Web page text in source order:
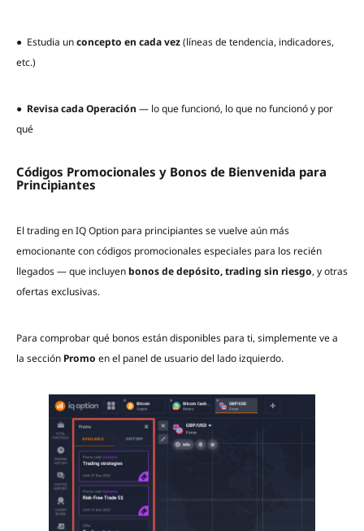
● Estudia unconcepto en cada vez(líneas de tendencia, indicadores,
etc.)
● Revisa cada Operación — lo que funcionó, lo que no funcionó y por
qué
Códigos Promocionales y Bonos de Bienvenida para
Principiantes
El trading en IQ Option para principiantes se vuelve aún más
emocionante con códigos promocionales especiales para los recién
llegados — que incluyenbonos de depósito, trading sin riesgo, y otras
ofertas exclusivas.
Para comprobar qué bonos están disponibles para ti, simplemente ve a
la sección Promo en el panel de usuario del lado izquierdo.